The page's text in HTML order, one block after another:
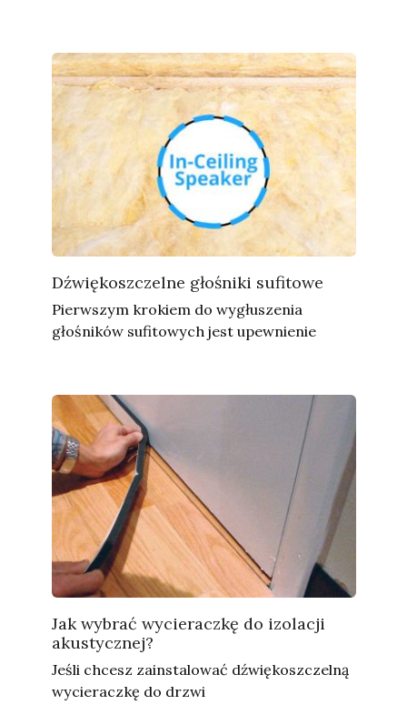
Dźwiękoszczelne głośniki sufitowe
Pierwszym krokiem do wygłuszenia
głośników sufitowych jest upewnienie
Jak wybrać wycieraczkę do izolacji
akustycznej?
Jeśli chcesz zainstalować dźwiękoszczelną
wycieraczkę do drzwi